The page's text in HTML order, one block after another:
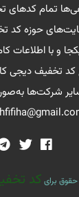
تمام کدهای
حوزه کد
و با اطلاعات
کد تخفیف دیجی
شرکت‌ها
برای کد